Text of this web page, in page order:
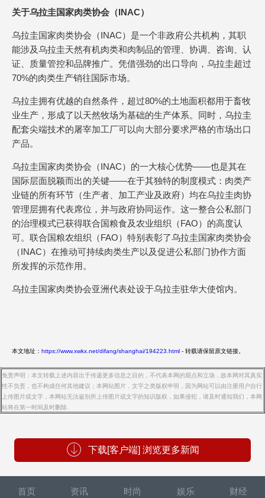
关于乌拉圭国家肉类协会（INAC）
乌拉圭国家肉类协会（INAC）是一个非政府公共机构，其职
能涉及乌拉圭天然有机肉类和肉制品的管理、协调、咨询、认
证、质量管控和品牌推广。凭借强劲的出口导向，乌拉圭超过
70%的肉类生产销往国际市场。
乌拉圭拥有优越的自然条件，超过80%的土地面积都用于畜牧
业生产，形成了以天然牧场为基础的生产体系。同时，乌拉圭
配套尖端技术的屠宰加工厂可以向大部分要求严格的市场出口
产品。
乌拉圭国家肉类协会（INAC）的一大核心优势——也是其在
国际层面脱颖而出的关键——在于其独特的制度模式：肉类产
业链的所有环节（生产者、加工产业及政府）均在乌拉圭肉协
管理层拥有代表席位，并与政府协同运作。这一整合公私部门
的治理模式已获得联合国粮食及农业组织（FAO）的高度认
可。联合国粮农组织（FAO）特别表彰了乌拉圭国家肉类协会
（INAC）在推动可持续肉类生产以及促进公私部门协作方面
所发挥的示范作用。
乌拉圭国家肉类协会亚洲代表处设于乌拉圭驻华大使馆内。
本文地址： https://www.xwkx.net/difang/shanghai/194223.html - 转载请保留原文链接。
免责声明：本文转载上述内容出于传递更多信息之目的，不代表本网的观点和立场，故本网对其真实
性不负责，也不构成任何其他建议；本网站图片，文字之类版权申明，因为网站可以由注册用户自行
上传图片或文字，本网站无法鉴别所上传图片或文字的知识版权，如果侵犯，请及时通知我们，本网
站将在第一时间及时删除.
下载[客户端] 浏览更多新闻
首页 资讯 时尚 娱乐 财经